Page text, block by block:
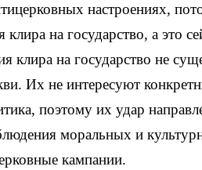
настроениях,
клира на государство, а это
клира на государство не
Их не интересуют
поэтому их удар
моральных и
кампании.